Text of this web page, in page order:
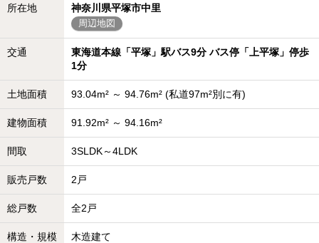
所在地 神奈川県平塚市中里
周辺地図
交通
東海道本線「平塚」駅バス9分 バス停「上平塚」停歩
1分
土地面積 93.04m² ～ 94.76m² (私道97m²別に有)
建物面積 91.92m² ～ 94.16m²
間取 3SLDK～4LDK
販売戸数 2戸
総戸数 全2戸
構造・規模 木造建て